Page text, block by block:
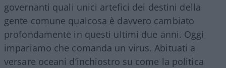
governanti quali unici artefici dei destini della
gente comune qualcosa è davvero cambiato
profondamente in questi ultimi due anni. Oggi
impariamo che comanda un virus. Abituati a
versare oceani d’inchiostro su come la politica